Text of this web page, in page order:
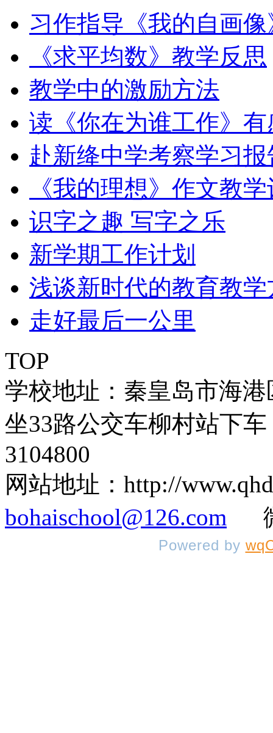
习作指导《我的自画像
《求平均数》教学反思
教学中的激励方法
读《你在为谁工作》有
赴新绛中学考察学习报
《我的理想》作文教
识字之趣 写字之乐
新学期工作计划
浅谈新时代的教育教学
走好最后一公里
TOP
学校地址：秦皇岛市海
坐33路公交车柳村站下
3104800
网站地址：http://
bohaischool@126.com 微
Powered by